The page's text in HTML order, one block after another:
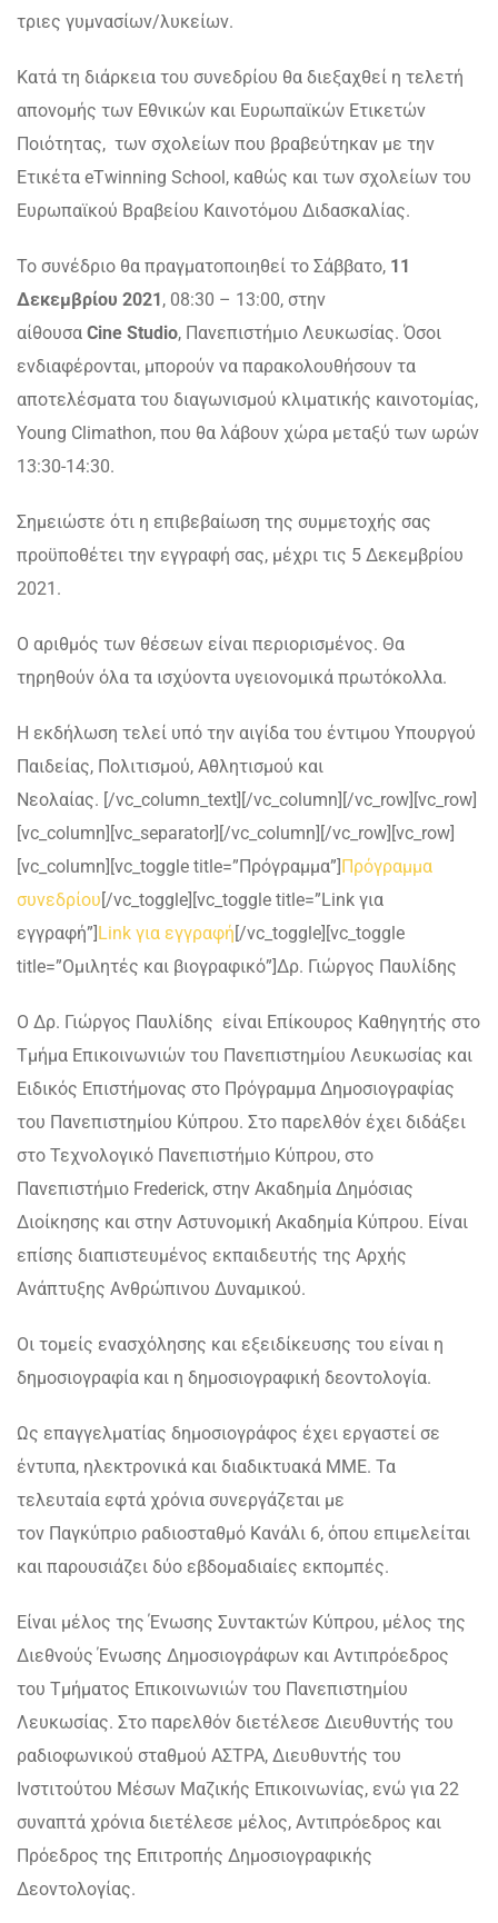
τριες γυμνασίων/λυκείων.
Κατά τη διάρκεια του συνεδρίου θα διεξαχθεί η τελετή
απονομής των Εθνικών και Ευρωπαϊκών Ετικετών
Ποιότητας, των σχολείων που βραβεύτηκαν με την
Ετικέτα eTwinning School, καθώς και των σχολείων του
Ευρωπαϊκού Βραβείου Καινοτόμου Διδασκαλίας.
Το συνέδριο θα πραγματοποιηθεί το Σάββατο, 11
Δεκεμβρίου 2021, 08:30 – 13:00, στην
αίθουσα Cine Studio, Πανεπιστήμιο Λευκωσίας. Όσοι
ενδιαφέρονται, μπορούν να παρακολουθήσουν τα
αποτελέσματα του διαγωνισμού κλιματικής καινοτομίας,
Young Climathon, που θα λάβουν χώρα μεταξύ των ωρών
13:30-14:30.
Σημειώστε ότι η επιβεβαίωση της συμμετοχής σας
προϋποθέτει την εγγραφή σας, μέχρι τις 5 Δεκεμβρίου
2021.
O αριθμός των θέσεων είναι περιορισμένος. Θα
τηρηθούν όλα τα ισχύοντα υγειονομικά πρωτόκολλα.
Η εκδήλωση τελεί υπό την αιγίδα του έντιμου Υπουργού
Παιδείας, Πολιτισμού, Αθλητισμού και
Νεολαίας. [/vc_column_text][/vc_column][/vc_row][vc_row]
[vc_column][vc_separator][/vc_column][/vc_row][vc_row]
[vc_column][vc_toggle title=”Πρόγραμμα”]Πρόγραμμα
συνεδρίου[/vc_toggle][vc_toggle title=”Link για
εγγραφή”]Link για εγγραφή[/vc_toggle][vc_toggle
title=”Ομιλητές και βιογραφικό”]Δρ. Γιώργος Παυλίδης
Ο Δρ. Γιώργος Παυλίδης είναι Επίκουρος Καθηγητής στο
Τμήμα Επικοινωνιών του Πανεπιστημίου Λευκωσίας και
Ειδικός Επιστήμονας στο Πρόγραμμα Δημοσιογραφίας
του Πανεπιστημίου Κύπρου. Στο παρελθόν έχει διδάξει
στο Τεχνολογικό Πανεπιστήμιο Κύπρου, στο
Πανεπιστήμιο Frederick, στην Ακαδημία Δημόσιας
Διοίκησης και στην Αστυνομική Ακαδημία Κύπρου. Είναι
επίσης διαπιστευμένος εκπαιδευτής της Αρχής
Ανάπτυξης Ανθρώπινου Δυναμικού.
Οι τομείς ενασχόλησης και εξειδίκευσης του είναι η
δημοσιογραφία και η δημοσιογραφική δεοντολογία.
Ως επαγγελματίας δημοσιογράφος έχει εργαστεί σε
έντυπα, ηλεκτρονικά και διαδικτυακά ΜΜΕ. Τα
τελευταία εφτά χρόνια συνεργάζεται με
τον Παγκύπριο ραδιοσταθμό Κανάλι 6, όπου επιμελείται
και παρουσιάζει δύο εβδομαδιαίες εκπομπές.
Είναι μέλος της Ένωσης Συντακτών Κύπρου, μέλος της
Διεθνούς Ένωσης Δημοσιογράφων και Αντιπρόεδρος
του Τμήματος Επικοινωνιών του Πανεπιστημίου
Λευκωσίας. Στο παρελθόν διετέλεσε Διευθυντής του
ραδιοφωνικού σταθμού ΑΣΤΡΑ, Διευθυντής του
Ινστιτούτου Μέσων Μαζικής Επικοινωνίας, ενώ για 22
συναπτά χρόνια διετέλεσε μέλος, Αντιπρόεδρος και
Πρόεδρος της Επιτροπής Δημοσιογραφικής
Δεοντολογίας.